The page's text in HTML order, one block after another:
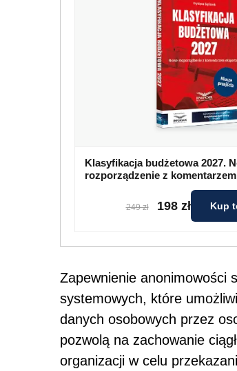
Klasyfikacja budżetowa 2027.
rozporządzenie z
249 zł 198 zł Kup
Zapewnienie anonimowości
systemowych, które
danych osobowych przez
pozwolą na zachowanie
organizacji w celu